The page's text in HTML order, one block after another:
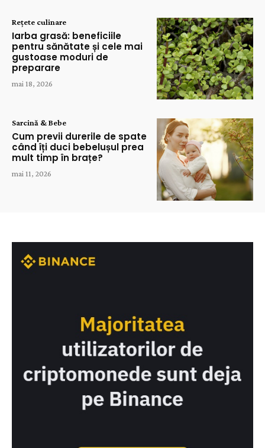
Rețete culinare
Iarba grasă: beneficiile
pentru sănătate și cele mai
gustoase moduri de
preparare
mai 18, 2026
Sarcină & Bebe
Cum previi durerile de spate
când îți duci bebelușul prea
mult timp în brațe?
mai 11, 2026